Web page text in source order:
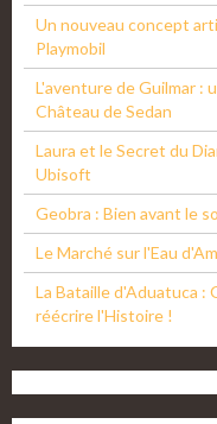
Un nouveau concept
Playmobil
L'aventure de Guilmar :
Château de Sedan
Laura et le Secret du
Ubisoft
Geobra : Bien avant le
Le Marché sur l'Eau
La Bataille d'Aduatuca :
réécrire l'Histoire !